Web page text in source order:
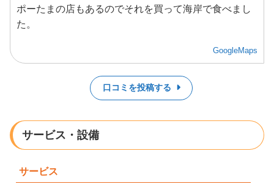
ポーたまの店もあるのでそれを買って海岸で食べまし
た。
GoogleMaps
口コミを投稿する
サービス・設備
サービス